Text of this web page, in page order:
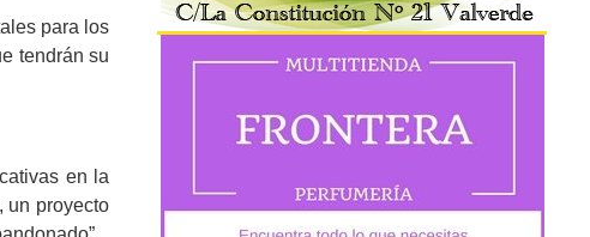
para los
tendrán su
en la
un proyecto